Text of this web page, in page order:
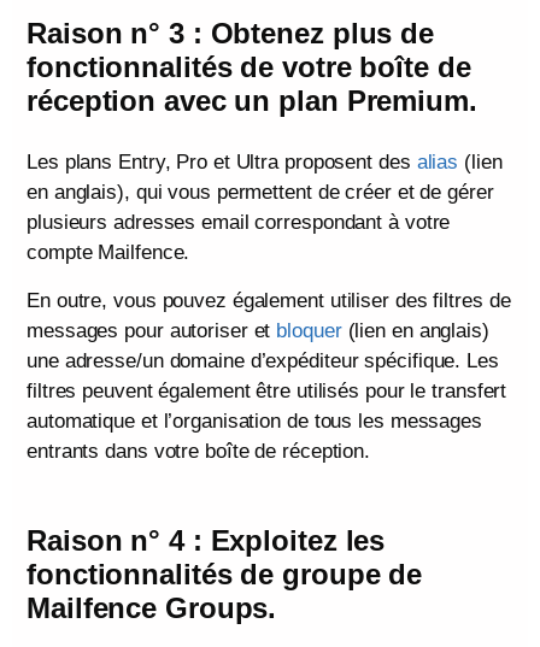
Raison n° 3 : Obtenez plus de
fonctionnalités de votre boîte de
réception avec un plan Premium.
Les plans Entry, Pro et Ultra proposent des alias (lien
en anglais), qui vous permettent de créer et de gérer
plusieurs adresses email correspondant à votre
compte Mailfence.
En outre, vous pouvez également utiliser des filtres de
messages pour autoriser et bloquer(lien en anglais)
une adresse/un domaine d’expéditeur spécifique. Les
filtres peuvent également être utilisés pour le transfert
automatique et l’organisation de tous les messages
entrants dans votre boîte de réception.
Raison n° 4 : Exploitez les
fonctionnalités de groupe de
Mailfence Groups.